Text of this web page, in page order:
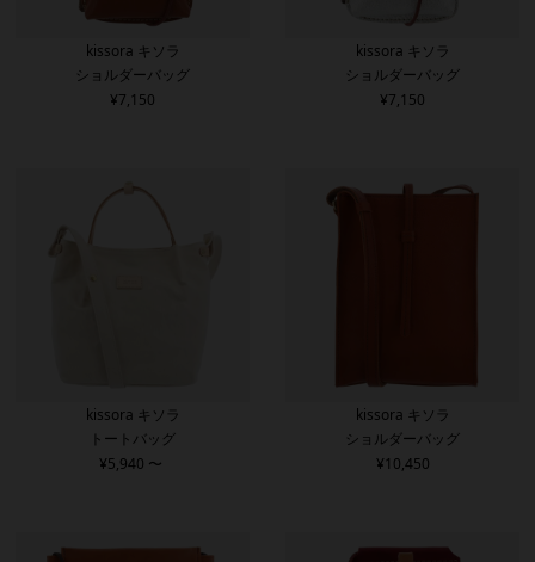
kissora キソラ
ショルダーバッグ
¥7,150
kissora キソラ
ショルダーバッグ
¥7,150
kissora キソラ
トートバッグ
¥5,940 〜
kissora キソラ
ショルダーバッグ
¥10,450